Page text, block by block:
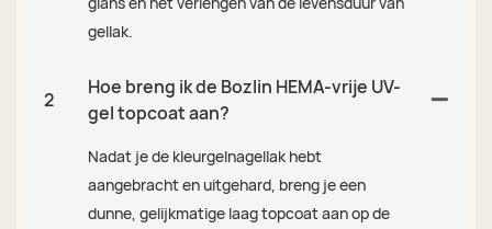
gellak.
2
Hoe breng ik de Bozlin HEMA-vrije UV-
gel topcoat aan?
Nadat je de kleurgelnagellak hebt
aangebracht en uitgehard, breng je een
dunne, gelijkmatige laag topcoat aan op de